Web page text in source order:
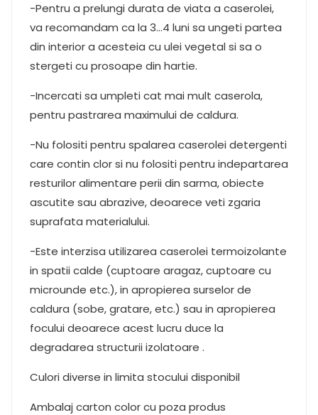
-Pentru a prelungi durata de viata a caserolei,
va recomandam ca la 3…4 luni sa ungeti partea
din interior a acesteia cu ulei vegetal si sa o
stergeti cu prosoape din hartie.
-Incercati sa umpleti cat mai mult caserola,
pentru pastrarea maximului de caldura.
-Nu folositi pentru spalarea caserolei detergenti
care contin clor si nu folositi pentru indepartarea
resturilor alimentare perii din sarma, obiecte
ascutite sau abrazive, deoarece veti zgaria
suprafata materialului.
-Este interzisa utilizarea caserolei termoizolante
in spatii calde (cuptoare aragaz, cuptoare cu
microunde etc.), in apropierea surselor de
caldura (sobe, gratare, etc.) sau in apropierea
focului deoarece acest lucru duce la
degradarea structurii izolatoare .
Culori diverse in limita stocului disponibil
Ambalaj carton color cu poza produs